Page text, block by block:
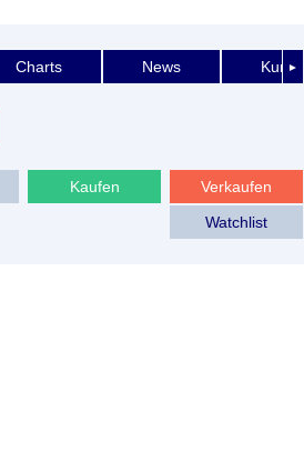
►
Charts News
Verkaufen
Kaufen
Watchlist